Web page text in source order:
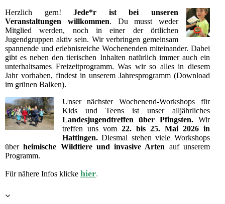
Herzlich gern!Jede*r ist bei unseren
Veranstaltungen willkommen. Du musst weder
Mitglied werden, noch in einer der örtlichen
Jugendgruppen aktiv sein. Wir verbringen gemeinsam
spannende und erlebnisreiche Wochenenden miteinander. Dabei
gibt es neben den tierischen Inhalten natürlich immer auch ein
unterhaltsames Freizeitprogramm. Was wir so alles in diesem
Jahr vorhaben, findest in unserem Jahresprogramm (Download
im grünen Balken).
Unser nächster Wochenend-Workshops für
Kids und Teens ist unser alljährliches
Landesjugendtreffen über Pfingsten.Wir
treffen uns vom 22. bis 25. Mai 2026 in
Hattingen.Diesmal stehen viele Workshops
überheimische Wildtiere und invasive Arten auf unserem
Programm.
Für nähere Infos klicke hier.